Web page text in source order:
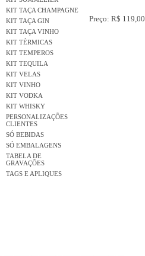
KIT TAÇA CHAMPAGNE
KIT TAÇA GIN
KIT TAÇA VINHO
KIT TÉRMICAS
KIT TEMPEROS
KIT TEQUILA
KIT VELAS
KIT VINHO
KIT VODKA
KIT WHISKY
PERSONALIZAÇÕES
CLIENTES
SÓ BEBIDAS
SÓ EMBALAGENS
TABELA DE
GRAVAÇÕES
TAGS E APLIQUES
Preço: R$ 119,00